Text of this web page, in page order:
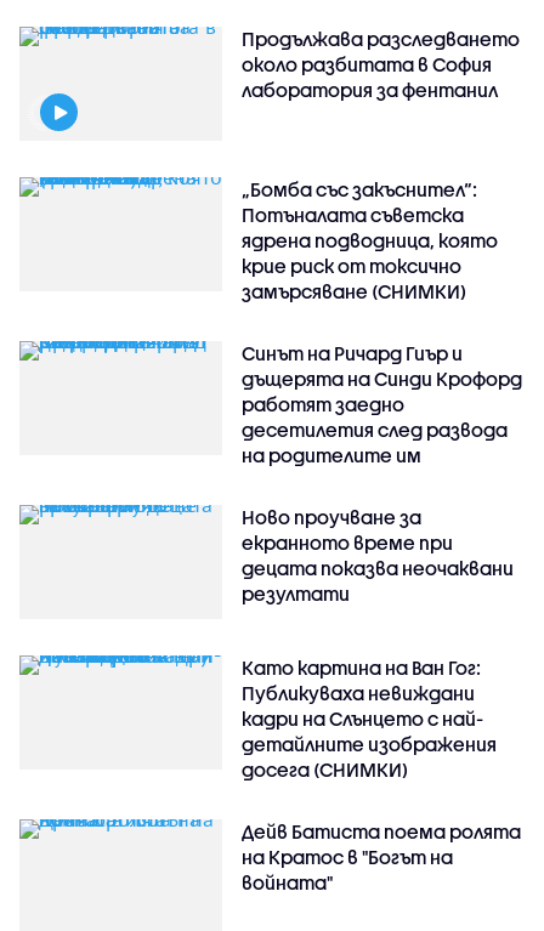
Продължава разследването
около разбитата в София
лаборатория за фентанил
„Бомба със закъснител“:
Потъналата съветска
ядрена подводница, която
крие риск от токсично
замърсяване (СНИМКИ)
Синът на Ричард Гиър и
дъщерята на Синди Крофорд
работят заедно
десетилетия след развода
на родителите им
Ново проучване за
екранното време при
децата показва неочаквани
резултати
Като картина на Ван Гог:
Публикуваха невиждани
кадри на Слънцето с най-
детайлните изображения
досега (СНИМКИ)
Дейв Батиста поема ролята
на Кратос в "Богът на
войната"